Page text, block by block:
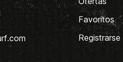
Favoritos
Registrarse